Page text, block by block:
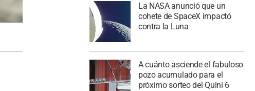
La NASA anunció que un
cohete de SpaceX impactó
contra la Luna
A cuánto asciende el fabuloso
pozo acumulado para el
próximo sorteo del Quini 6